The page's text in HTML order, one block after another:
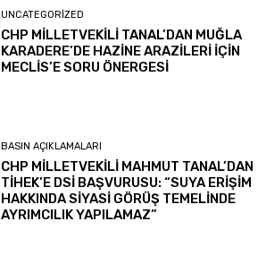
UNCATEGORIZED
CHP MİLLETVEKİLİ TANAL’DAN MUĞLA
KARADERE’DE HAZİNE ARAZİLERİ İÇİN
MECLİS’E SORU ÖNERGESİ
BASIN AÇIKLAMALARI
CHP MİLLETVEKİLİ MAHMUT TANAL’DAN
TİHEK’E DSİ BAŞVURUSU: “SUYA ERİŞİM
HAKKINDA SİYASİ GÖRÜŞ TEMELİNDE
AYRIMCILIK YAPILAMAZ”